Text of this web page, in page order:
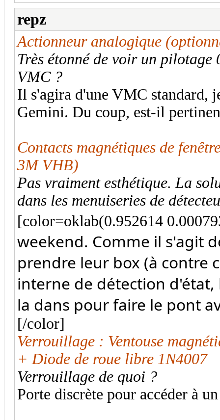
repz
Actionneur analogique
Très étonné de voir un
VMC ?
Il s'agira d'une VMC standard,
Gemini. Du coup, est-il
Contacts magnétiques de
3M VHB)
Pas vraiment esthétique. La
dans les menuiseries de
[color=oklab(0.952614
weekend. Comme il s'agit
prendre leur box (à contre
interne de détection
la dans pour faire le pont
[/color]
Verrouillage : Ventouse
+ Diode de roue libre 1N4007
Verrouillage de quoi ?
Porte discrète pour accéder à